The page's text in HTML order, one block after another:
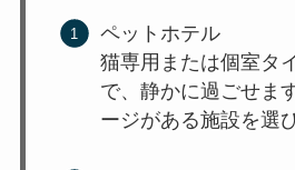
ペットホテル
猫専用または個室タ
で、静かに過ごせま
ージがある施設を選